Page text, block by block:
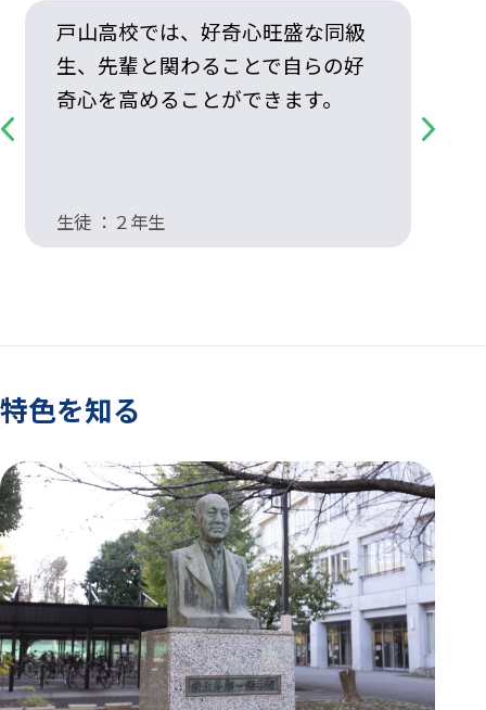
Previous
戸山高校では、好奇心旺盛な同級
生、先輩と関わることで自らの好
奇心を高めることができます。
生徒 ：２年生
Next
特色を知る